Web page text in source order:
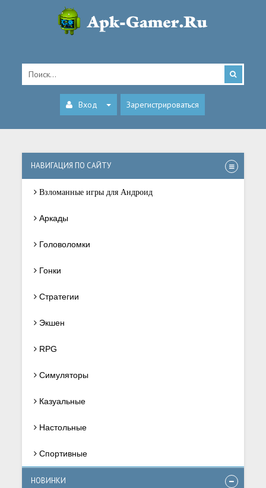
Вход Зарегистрироваться
НАВИГАЦИЯ ПО САЙТУ
Взломанные игры для Андроид
Аркады
Головоломки
Гонки
Стратегии
Экшен
RPG
Симуляторы
Казуальные
Настольные
Спортивные
НОВИНКИ